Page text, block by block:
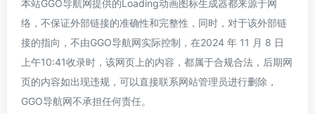
本站GGO导航网提供的Loading动画图标生成器都来源于网
络，不保证外部链接的准确性和完整性，同时，对于该外部链
接的指向，不由GGO导航网实际控制，在2024 年 11 月 8 日
上午10:41收录时，该网页上的内容，都属于合规合法，后期网
页的内容如出现违规，可以直接联系网站管理员进行删除，
GGO导航网不承担任何责任。